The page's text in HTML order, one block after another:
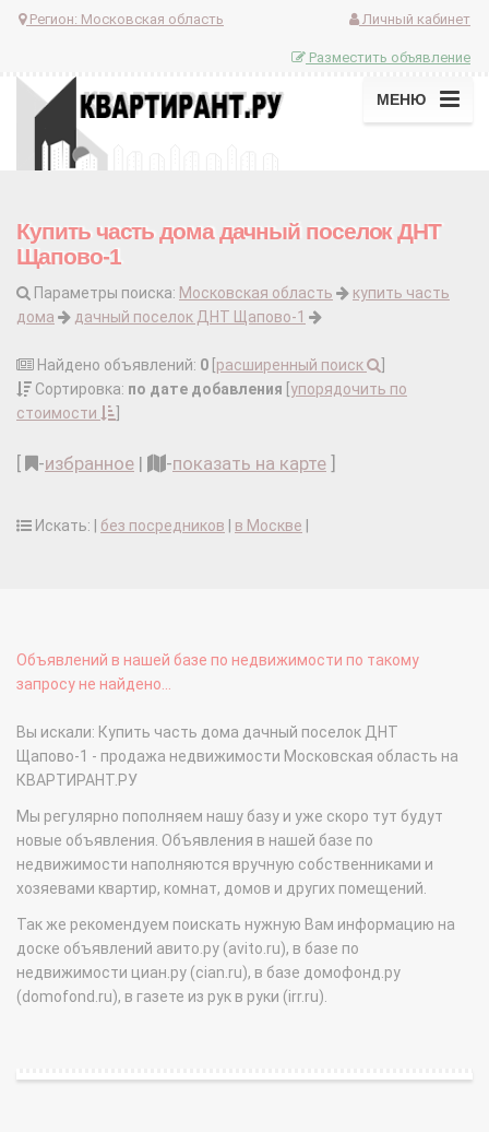
Регион: Московская область Личный кабинет
Разместить объявление
МЕНЮ
Купить часть дома дачный поселок ДНТ
Щапово-1
Параметры поиска: Московская область
купить часть
дома
дачный поселок ДНТ Щапово-1
Найдено объявлений: 0 расширенный поиск
Сортировка: по дате добавления упорядочить по
стоимости
-избранное | -показать на карте
Искать: | без посредников в Москве
Объявлений в нашей базе по недвижимости по такому
запросу не найдено...
Вы искали: Купить часть дома дачный поселок ДНТ
Щапово-1 - продажа недвижимости Московская область на
КВАРТИРАНТ.РУ
Мы регулярно пополняем нашу базу и уже скоро тут будут
новые объявления. Объявления в нашей базе по
недвижимости наполняются вручную собственниками и
хозяевами квартир, комнат, домов и других помещений.
Так же рекомендуем поискать нужную Вам информацию на
доске объявлений авито.ру (avito.ru), в базе по
недвижимости циан.ру (cian.ru), в базе домофонд.ру
(domofond.ru), в газете из рук в руки (irr.ru).